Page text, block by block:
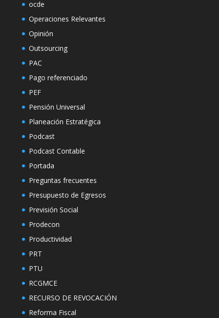
ocde
Operaciones Relevantes
Opinión
Outsourcing
PAC
Pago referenciado
PEF
Pensión Universal
Planeación Estratégica
Podcast
Podcast Contable
Portada
Preguntas frecuentes
Presupuesto de Egresos
Previsión Social
Prodecon
Productividad
PRT
PTU
RCGMCE
RECURSO DE REVOCACIÓN
Reforma Fiscal